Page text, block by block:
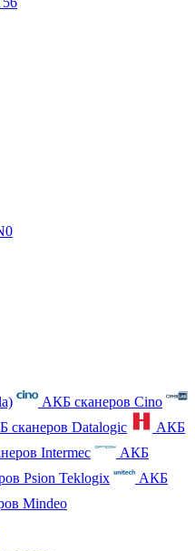
АКБ сканеров Cino
сканеров Datalogic
АКБ
Intermec
АКБ
Psion Teklogix
АКБ
Mindeo